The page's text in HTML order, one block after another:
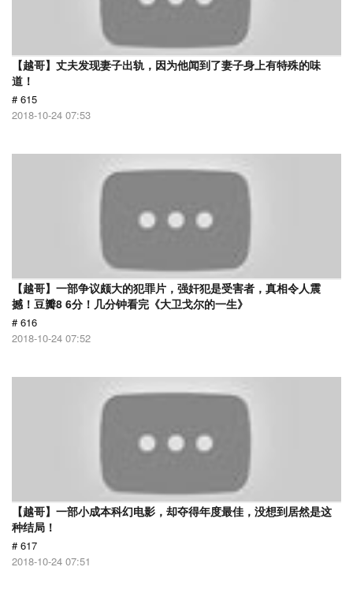
【越哥】丈夫发现妻子出轨，因为他闻到了妻子身上有特殊的味
道！
# 615
2018-10-24 07:53
【越哥】一部争议颇大的犯罪片，强奸犯是受害者，真相令人震
撼！豆瓣8 6分！几分钟看完《大卫戈尔的一生》
# 616
2018-10-24 07:52
【越哥】一部小成本科幻电影，却夺得年度最佳，没想到居然是这
种结局！
# 617
2018-10-24 07:51